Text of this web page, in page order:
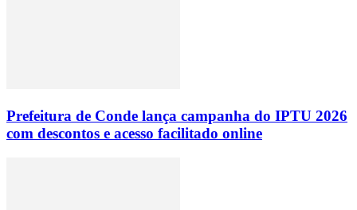
Prefeitura de Conde lança campanha do IPTU 2026
com descontos e acesso facilitado online